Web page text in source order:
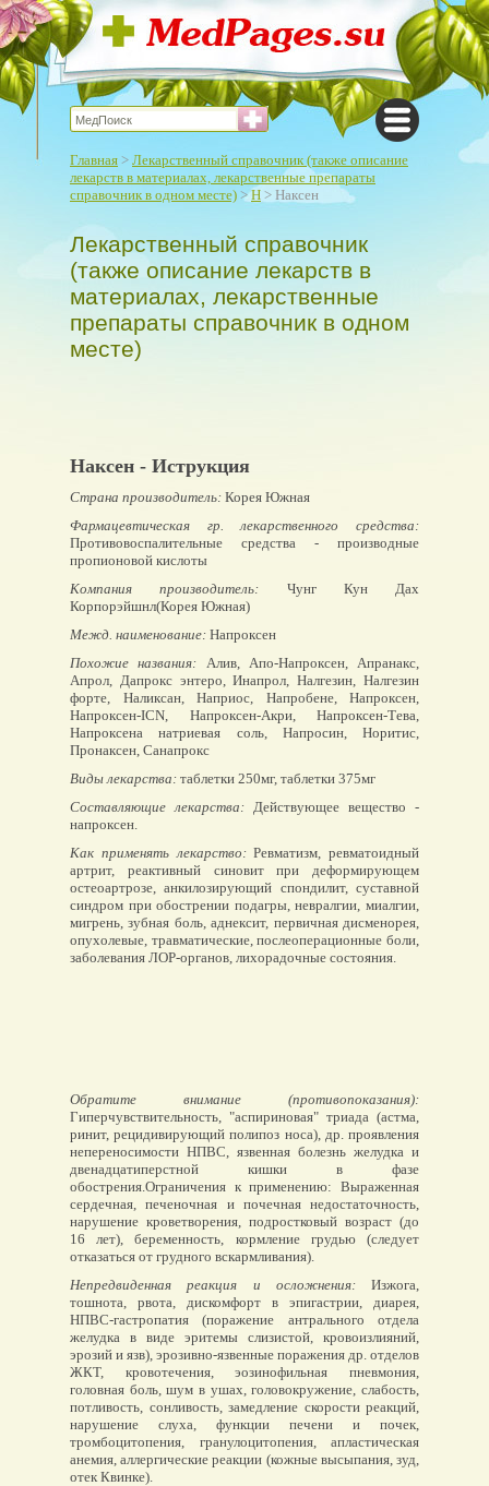
Главная > Лекарственный справочник (также описание
лекарств в материалах, лекарственные препараты
справочник в одном месте) >Н > Наксен
Лекарственный справочник
(также описание лекарств в
материалах, лекарственные
препараты справочник в одном
месте)
Наксен - Иструкция
Страна производитель: Корея Южная
Фармацевтическая гр. лекарственного средства:
Противовоспалительные средства - производные
пропионовой кислоты
Компания производитель: Чунг Кун Дах
Корпорэйшнл(Корея Южная)
Межд. наименование: Напроксен
Похожие названия: Алив, Апо-Напроксен, Апранакс,
Апрол, Дапрокс энтеро, Инапрол, Налгезин, Налгезин
форте, Наликсан, Наприос, Напробене, Напроксен,
Напроксен-ICN, Напроксен-Акри, Напроксен-Тева,
Напроксена натриевая соль, Напросин, Норитис,
Пронаксен, Санапрокс
Виды лекарства: таблетки 250мг, таблетки 375мг
Составляющие лекарства: Действующее вещество -
напроксен.
Как применять лекарство:Ревматизм, ревматоидный
артрит, реактивный синовит при деформирующем
остеоартрозе, анкилозирующий спондилит, суставной
синдром при обострении подагры, невралгии, миалгии,
мигрень, зубная боль, аднексит, первичная дисменорея,
опухолевые, травматические, послеоперационные боли,
заболевания ЛОР-органов, лихорадочные состояния.
Обратите внимание (противопоказания):
Гиперчувствительность, "аспириновая" триада (астма,
ринит, рецидивирующий полипоз носа), др. проявления
непереносимости НПВС, язвенная болезнь желудка и
двенадцатиперстной кишки в фазе
обострения.Ограничения к применению: Выраженная
сердечная, печеночная и почечная недостаточность,
нарушение кроветворения, подростковый возраст (до
16 лет), беременность, кормление грудью (следует
отказаться от грудного вскармливания).
Непредвиденная реакция и осложнения:Изжога,
тошнота, рвота, дискомфорт в эпигастрии, диарея,
НПВС-гастропатия (поражение антрального отдела
желудка в виде эритемы слизистой, кровоизлияний,
эрозий и язв), эрозивно-язвенные поражения др. отделов
ЖКТ, кровотечения, эозинофильная пневмония,
головная боль, шум в ушах, головокружение, слабость,
потливость, сонливость, замедление скорости реакций,
нарушение слуха, функции печени и почек,
тромбоцитопения, гранулоцитопения, апластическая
анемия, аллергические реакции (кожные высыпания, зуд,
отек Квинке).